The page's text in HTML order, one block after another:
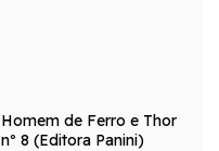
Homem de Ferro e Thor
nº 8 (Editora Panini)